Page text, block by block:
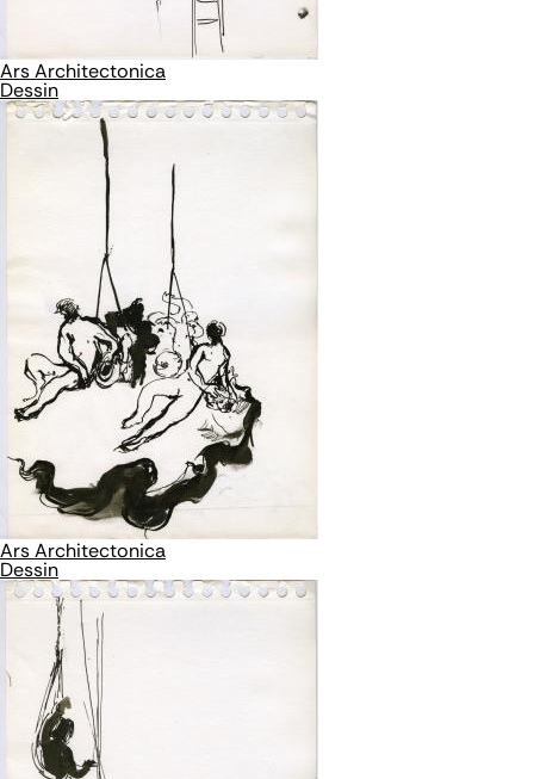
Ars Architectonica
Dessin
Ars Architectonica
Dessin